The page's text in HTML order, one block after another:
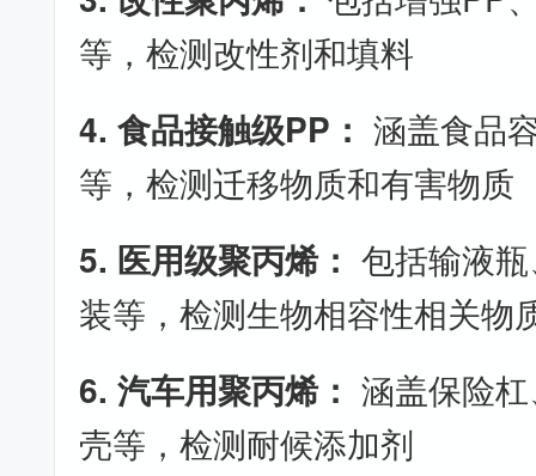
等，检测改性剂和填料
4. 食品接触级PP： 涵盖食品
等，检测迁移物质和有害物质
5. 医用级聚丙烯： 包括输液
装等，检测生物相容性相关物
6. 汽车用聚丙烯： 涵盖保险
壳等，检测耐候添加剂